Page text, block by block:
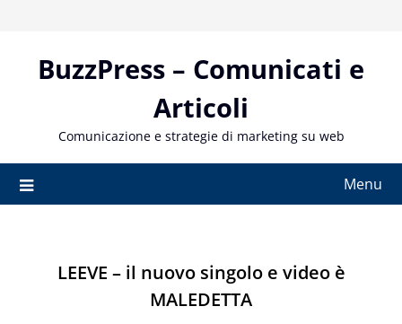
contentBuzzPress – Comunicati e
Articoli
Comunicazione e strategie di marketing su web
Menu
LEEVE – il nuovo singolo e video è
MALEDETTA